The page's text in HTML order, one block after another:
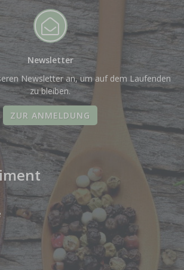
Newsletter
Newsletter an, um auf dem Laufenden
zu bleiben.
ZUR ANMELDUNG